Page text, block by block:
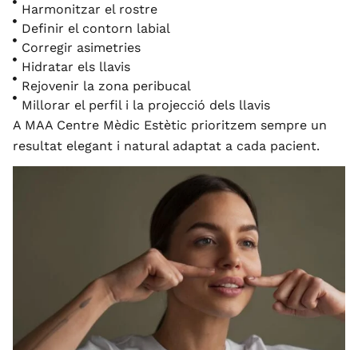
Harmonitzar el rostre
Definir el contorn labial
Corregir asimetries
Hidratar els llavis
Rejovenir la zona peribucal
Millorar el perfil i la projecció dels llavis
A MAA Centre Mèdic Estètic prioritzem sempre un
resultat elegant i natural adaptat a cada pacient.